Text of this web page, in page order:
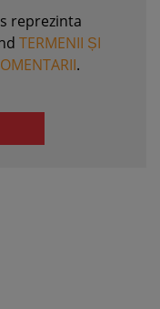
reprezinta
TERMENII ȘI
.